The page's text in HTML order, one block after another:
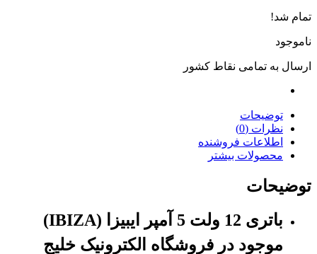
تمام شد!
ناموجود
ارسال به تمامی نقاط کشور
توضیحات
نظرات (0)
اطلاعات فروشنده
محصولات بیشتر
توضیحات
باتری 12 ولت 5 آمپر ایبیزا (IBIZA)
موجود در فروشگاه الکترونیک خلیج